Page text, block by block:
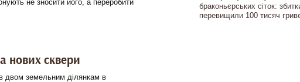
не зносити його, а переробити
нових сквери
двом земельним ділянкам в
браконьєрських сіток:
перевищили 100 тисяч